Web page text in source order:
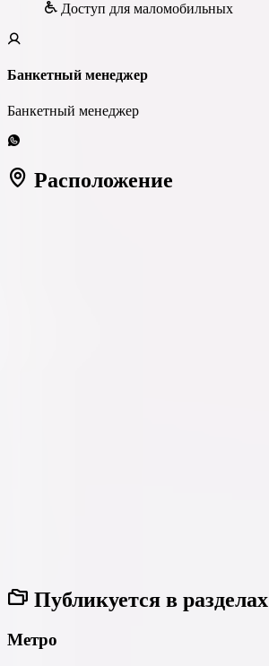
Доступ для маломобильных
Банкетный менеджер
Банкетный менеджер
Расположение
Публикуется в разделах
Метро